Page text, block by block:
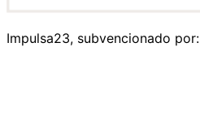
Impulsa23, subvencionado por: